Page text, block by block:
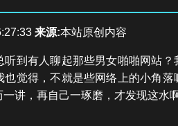
来源:本站原创内容
听到有人聊起那些男女啪啪网站
也觉得，不就是些网络上的小角
讲，再自己一琢磨，才发现这水